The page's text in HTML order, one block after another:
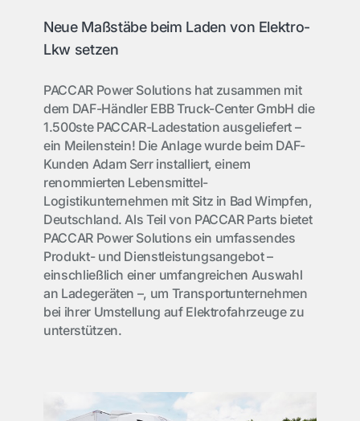
Neue Maßstäbe beim Laden von Elektro-
Lkw setzen
PACCAR Power Solutions hat zusammen mit
dem DAF-Händler EBB Truck-Center GmbH die
1.500ste PACCAR-Ladestation ausgeliefert –
ein Meilenstein! Die Anlage wurde beim DAF-
Kunden Adam Serr installiert, einem
renommierten Lebensmittel-
Logistikunternehmen mit Sitz in Bad Wimpfen,
Deutschland. Als Teil von PACCAR Parts bietet
PACCAR Power Solutions ein umfassendes
Produkt- und Dienstleistungsangebot –
einschließlich einer umfangreichen Auswahl
an Ladegeräten –, um Transportunternehmen
bei ihrer Umstellung auf Elektrofahrzeuge zu
unterstützen.